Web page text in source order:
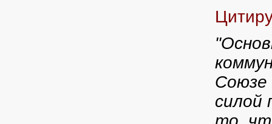
Союзе
силой